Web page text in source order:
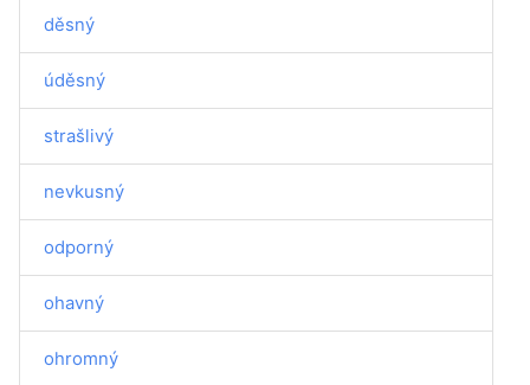
děsný
úděsný
strašlivý
nevkusný
odporný
ohavný
ohromný